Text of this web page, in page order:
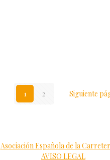
1 2 Siguiente
Asociación Española de la
AVISO LEGAL